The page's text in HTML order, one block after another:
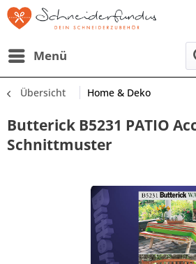
Menü
Übersicht Home & Deko
Butterick B5231 PATIO
Schnittmuster